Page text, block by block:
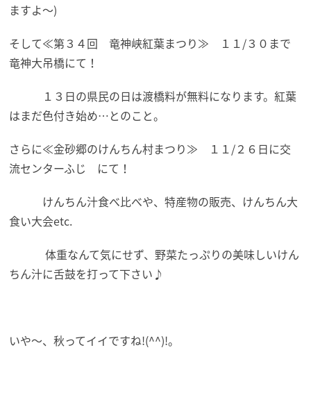
ますよ～)
そして≪第３４回 竜神峡紅葉まつり≫ １１/３０まで
竜神大吊橋にて！
１３日の県民の日は渡橋料が無料になります。紅葉
はまだ色付き始め…とのこと。
さらに≪金砂郷のけんちん村まつり≫ １１/２６日に交
流センターふじ にて！
けんちん汁食べ比べや、特産物の販売、けんちん大
食い大会etc.
体重なんて気にせず、野菜たっぷりの美味しいけん
ちん汁に舌鼓を打って下さい♪
いや～、秋ってイイですね!(^^)!。